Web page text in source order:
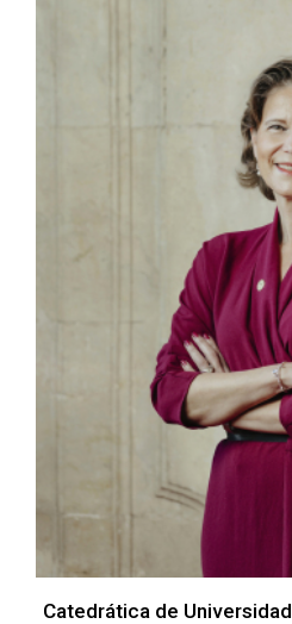
Catedrática de Universidad